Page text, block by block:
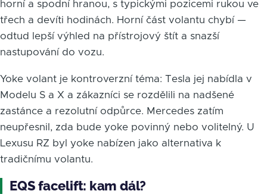
horní a spodní hranou, s typickými pozicemi rukou ve
třech a devíti hodinách. Horní část volantu chybí —
odtud lepší výhled na přístrojový štít a snazší
nastupování do vozu.
Yoke volant je kontroverzní téma: Tesla jej nabídla v
Modelu S a X a zákazníci se rozdělili na nadšené
zastánce a rezolutní odpůrce. Mercedes zatím
neupřesnil, zda bude yoke povinný nebo volitelný. U
Lexusu RZ byl yoke nabízen jako alternativa k
tradičnímu volantu.
EQS facelift: kam dál?